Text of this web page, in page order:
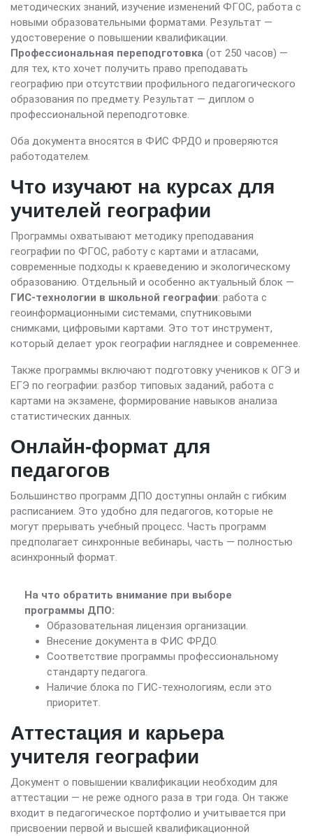
методических знаний, изучение изменений ФГОС, работа с
новыми образовательными форматами. Результат —
удостоверение о повышении квалификации.
Профессиональная переподготовка (от 250 часов) —
для тех, кто хочет получить право преподавать
географию при отсутствии профильного педагогического
образования по предмету. Результат — диплом о
профессиональной переподготовке.
Оба документа вносятся в ФИС ФРДО и проверяются
работодателем.
Что изучают на курсах для
учителей географии
Программы охватывают методику преподавания
географии по ФГОС, работу с картами и атласами,
современные подходы к краеведению и экологическому
образованию. Отдельный и особенно актуальный блок —
ГИС-технологии в школьной географии: работа с
геоинформационными системами, спутниковыми
снимками, цифровыми картами. Это тот инструмент,
который делает урок географии нагляднее и современнее.
Также программы включают подготовку учеников к ОГЭ и
ЕГЭ по географии: разбор типовых заданий, работа с
картами на экзамене, формирование навыков анализа
статистических данных.
Онлайн-формат для
педагогов
Большинство программ ДПО доступны онлайн с гибким
расписанием. Это удобно для педагогов, которые не
могут прерывать учебный процесс. Часть программ
предполагает синхронные вебинары, часть — полностью
асинхронный формат.
На что обратить внимание при выборе
программы ДПО:
Образовательная лицензия организации.
Внесение документа в ФИС ФРДО.
Соответствие программы профессиональному
стандарту педагога.
Наличие блока по ГИС-технологиям, если это
приоритет.
Аттестация и карьера
учителя географии
Документ о повышении квалификации необходим для
аттестации — не реже одного раза в три года. Он также
входит в педагогическое портфолио и учитывается при
присвоении первой и высшей квалификационной